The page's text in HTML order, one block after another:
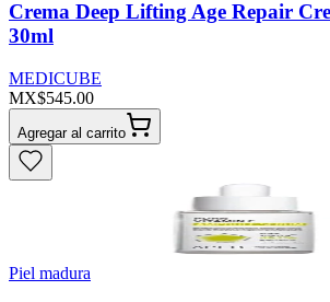
Crema Deep Lifting Age Repair
30ml
MEDICUBE
MX$545.00
Agregar al carrito
Piel madura